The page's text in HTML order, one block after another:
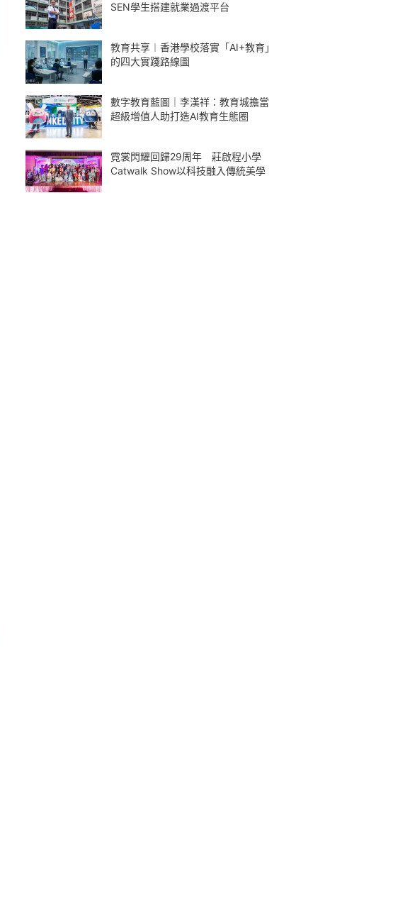
SEN學生搭建就業過渡平台
教育共享︱香港學校落實「AI+教育」
的四大實踐路線圖
數字教育藍圖｜李漢祥：教育城擔當
超級增值人助打造AI教育生態圈
霓裳閃耀回歸29周年 莊啟程小學
Catwalk Show以科技融入傳統美學